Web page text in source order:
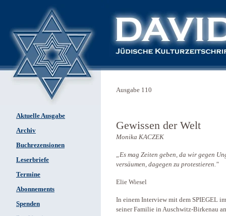
Aktuelle Ausgabe
Archiv
Buchrezensionen
Leserbriefe
Termine
Abonnements
Spenden
Ausgabe 110
Gewissen der Welt
Monika KACZEK
„Es mag Zeiten geben, da wir gegen
versäumen, dagegen zu protestieren."
Elie Wiesel
In einem Interview mit dem SPIEGEL
seiner Familie in Auschwitz-Birkenau